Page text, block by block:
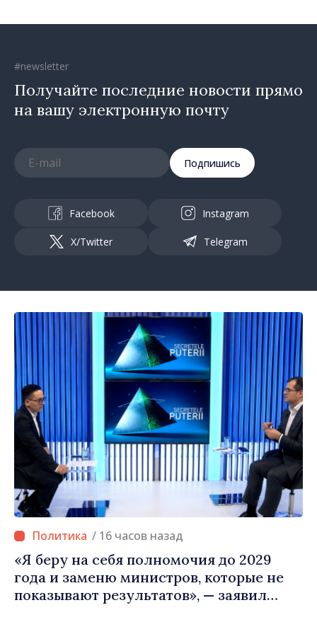
#newsletter
Получайте последние новости прямо
на вашу электронную почту
Подпишись
Facebook Instagram
X/Twitter Telegram
/ 16 часов назад
«Я беру на себя полномочия до 2029
года и заменю министров, которые не
показывают результатов», — заявил